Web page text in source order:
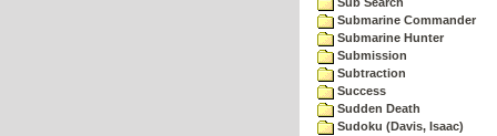
Submarine Commander
Submarine Hunter
Submission
Subtraction
Success
Sudden Death
Sudoku (Davis, Isaac)